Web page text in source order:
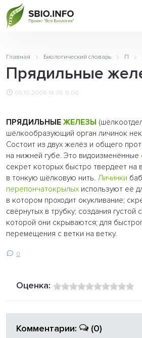
Главная Биологический словарь П
Прядильные
05.10.2006 14:36 0.00
ПРЯДИЛЬНЫЕ ЖЕЛЕЗЫ
шёлкообразующий орган личинок
Состоит из двух желёз и общего
на нижней губе. Это видоизменённые
секрет которых быстро твердеет на
в тонкую шёлковую нить. Личинки
перепончатокрылых используют её
в котором проходит окукливание;
свёрнутых в трубку; создания густой
которой они скрываются; для
перемещения с ветки на ветку.
0
Оценка:
Комментарии: (0)